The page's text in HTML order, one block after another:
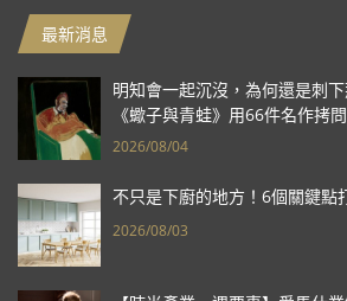
最新消息
明知會一起沉沒，為何還是刺
《蠍子與青蛙》用66件名作拷
2026/08/04
不只是下廚的地方！6個關鍵點
2026/08/03